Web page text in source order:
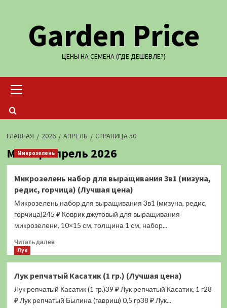
содержимомуGarden Price
ЦЕНЫ НА СЕМЕНА (ГДЕ ДЕШЕВЛЕ?)
меню
ГЛАВНАЯ 2026 АПРЕЛЬ СТРАНИЦА 50
Месяц:Апрель 2026
Микрозелень
Микрозелень набор для выращивания 3в1 (мизуна,
редис, горчица) (Лучшая цена)
Микрозелень набор для выращивания 3в1 (мизуна, редис,
горчица)245 ₽ Коврик джутовый для выращивания
микрозелени, 10×15 см, толщина 1 см, набор...
Читать далееПрочитать
набор
для
выращивания
Лук
Лук репчатый Касатик (1 гр.) (Лучшая цена)
Лук репчатый Касатик (1 гр.)39 ₽ Лук репчатый Касатик, 1 г28
₽ Лук репчатый Былина (гавриш) 0,5 гр38 ₽ Лук...